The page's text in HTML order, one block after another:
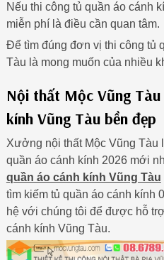
Nếu thi công tủ quần áo cánh
miễn phí là điều cần quan tâm.
Để tìm đúng đơn vị thi công tủ
Tàu là mong muốn của nhiều
Nội thất Mộc Vũng
kính Vũng Tàu bền đẹp
Xưởng nội thất Mộc Vũng Tàu
quần áo cánh kính 2026 mới
quần áo cánh kính Vũng Tàu
tìm kiếm tủ quần áo cánh kính
hệ với chúng tôi để được hỗ
cánh kính Vũng Tàu.